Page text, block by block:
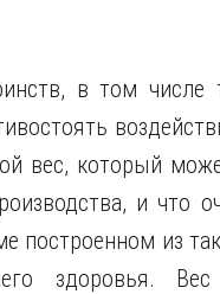
в том числе
вес, который
и что
построенном из
здоровья. Вес